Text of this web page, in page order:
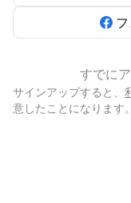
すでに
サインアップすると、
意したことになります。